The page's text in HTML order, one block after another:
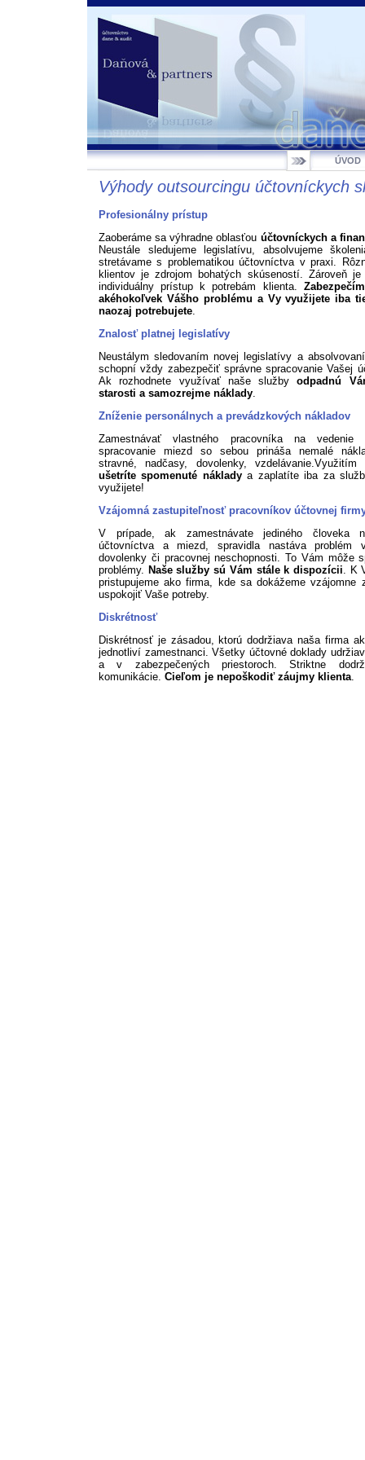
ÚVOD
Výhody outsourcingu účtovníckych
Profesionálny prístup
Zaoberáme sa výhradne oblasťou účtovníckych a
Neustále sledujeme legislatívu, absolvujeme
stretávame s problematikou účtovníctva v praxi.
klientov je zdrojom bohatých skúseností. Zároveň je
individuálny prístup k potrebám klienta.
akéhokoľvek Vášho problému a Vy využijete iba
naozaj potrebujete.
Znalosť platnej legislatívy
Neustálym sledovaním novej legislatívy a
schopní vždy zabezpečiť správne spracovanie Vašej
Ak rozhodnete využívať naše službyodpadnú
starosti a samozrejme náklady.
Zníženie personálnych a prevádzkových nákladov
Zamestnávať vlastného pracovníka na vedenie
spracovanie miezd so sebou prináša nemalé
stravné, nadčasy, dovolenky,
ušetríte spomenuté nákladya zaplatíte iba za
využijete!
Vzájomná zastupiteľnosť pracovníkov účtovnej
V prípade, ak zamestnávate jediného človeka
účtovníctva a miezd, spravidla nastáva problém
dovolenky či pracovnej neschopnosti. To Vám môže
problémy. Naše služby sú Vám stále k dispozícii. K
pristupujeme ako firma, kde sa dokážeme vzájomne
uspokojiť Vaše potreby.
Diskrétnosť
Diskrétnosť je zásadou, ktorú dodržiava naša firma
jednotliví zamestnanci. Všetky účtovné doklady
a v zabezpečených priestoroch. Striktne
komunikácie. Cieľom je nepoškodiť záujmy klienta.